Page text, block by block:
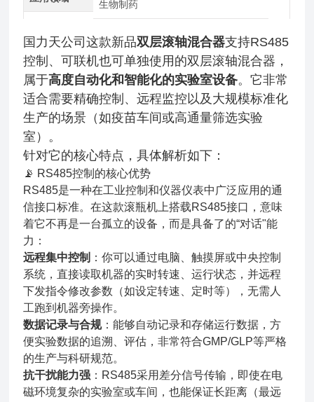
生物制药
国力天公司这款新品双层滚轴混合器支持RS485
控制、可联机也可单独使用的双层滚轴混合器，
属于高度自动化和智能化的实验室设备。它非常
适合需要精确控制、远程监控以及大规模标准化
生产的场景（如疫苗车间或高通量筛选实验
室）。
针对它的核心特点，具体解析如下：
📡 RS485控制的核心优势
RS485是一种在工业控制和仪器仪表中广泛应用的通
信接口标准。在这款滚瓶机上搭载RS485接口，意味
着它不再是一台孤立的设备，而是具备了的“对话"能
力：
远程集中控制 ：你可以通过电脑、触摸屏或中央控制
系统，直接读取机器的实时转速、运行状态，并远程
下发指令修改参数（如设定转速、定时等），无需人
工跑到机器旁操作。
数据记录与合规：能够自动记录和存储运行数据，方
便实验数据的追溯、评估，非常符合GMP/GLP等严格
的生产与科研规范。
抗干扰能力强 ：RS485采用差分信号传输，即使在电
磁环境复杂的实验室或车间，也能保证长距离（最远